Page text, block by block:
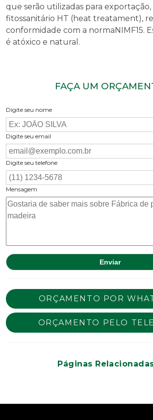
que serão utilizadas para
fitossanitário HT (heat treatament),
conformidade com a normaNIMF15.
é atóxico e natural.
FAÇA UM
Digite seu nome
Digite seu email
Digite seu telefone
Mensagem
ORÇAMENTO POR
ORÇAMENTO PELO
Páginas